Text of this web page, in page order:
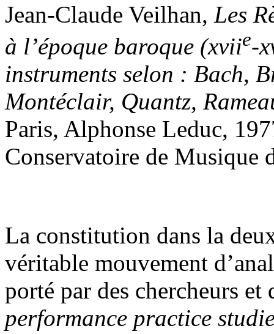
Jean-Claude Veilhan, Les
à l’époque baroque (xviie-
instruments selon : Bach,
Montéclair, Quantz,
Paris, Alphonse Leduc,
Conservatoire de Musique
La constitution dans la
véritable mouvement
porté par des chercheurs
performance practice